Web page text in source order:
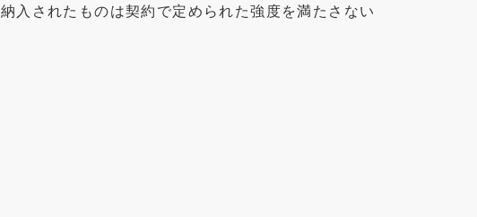
入されたものは契約で定められた強度を満たさない